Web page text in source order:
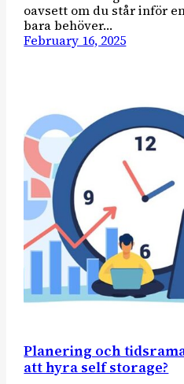
oavsett om du står inför
bara behöver…
February 16, 2025
Planering och
att hyra self storage?